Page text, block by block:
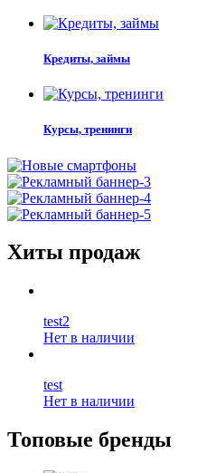
Кредиты, займы
Курсы, тренинги
Хиты продаж
test2
Нет в наличии
test
Нет в наличии
Топовые бренды